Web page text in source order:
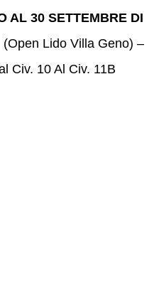
AL 30 SETTEMBRE DI
Lido Villa Geno) –
Civ. 10 Al Civ. 11B